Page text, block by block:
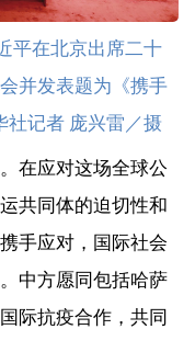
平在北京出席二十
并发表题为《携手
社记者 庞兴雷／摄
在应对这场全球公
共同体的迫切性和
手应对，国际社会
中方愿同包括哈萨
际抗疫合作，共同